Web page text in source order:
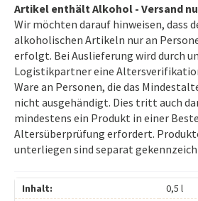
Artikel enthält Alkohol - Versand
Wir möchten darauf hinweisen, dass
alkoholischen Artikeln nur an
erfolgt. Bei Auslieferung wird durch
Logistikpartner eine
Ware an Personen, die das
nicht ausgehändigt. Dies tritt auch
mindestens ein Produkt in einer
Altersüberprüfung erfordert.
unterliegen sind separat
Inhalt:
0,5 l